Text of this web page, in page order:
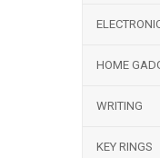
HOME
WRITING
KEY RINGS